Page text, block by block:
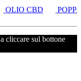
OLIO CBD
cliccare sul bottone